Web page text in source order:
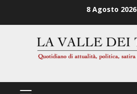
8 Agosto 2026